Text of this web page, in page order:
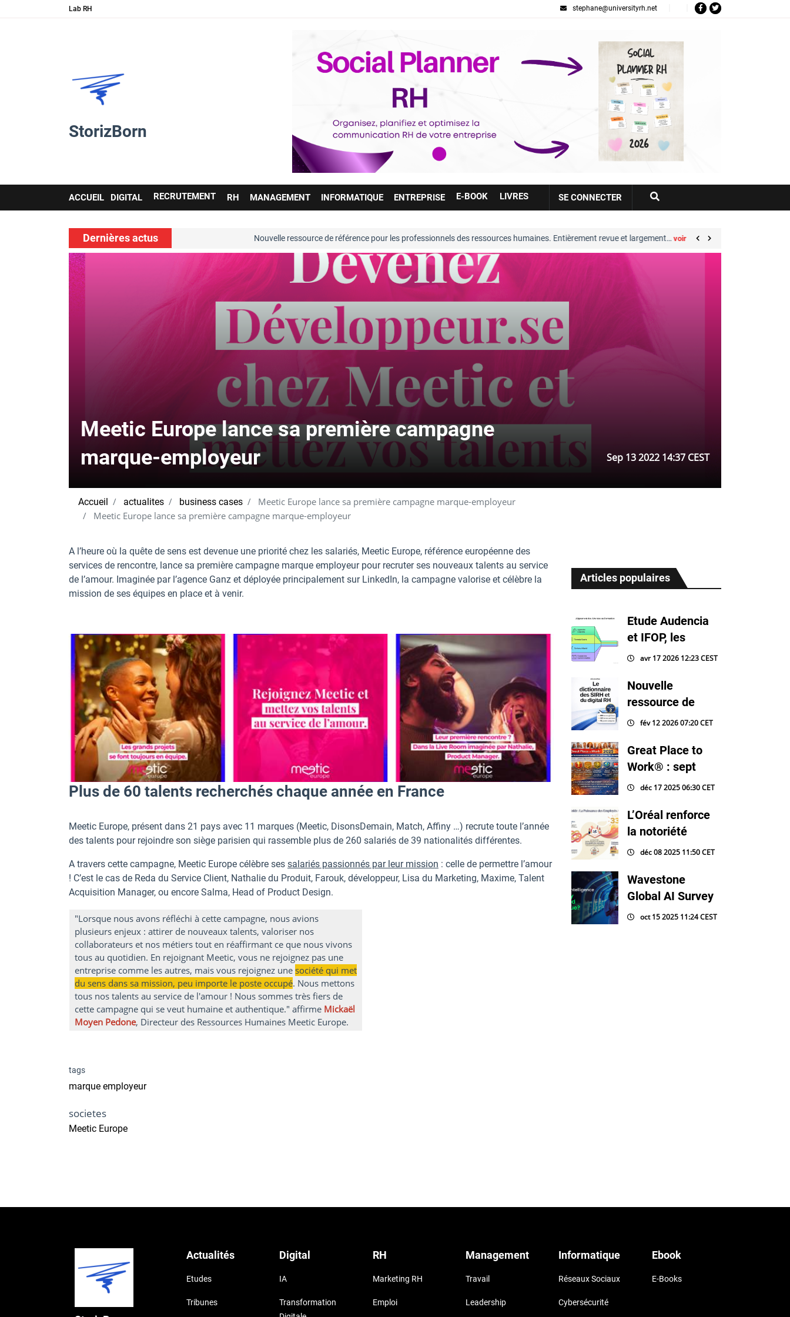
Lab RH stephane@universityrh.net
StorizBorn
Main
navigation
ACCUEIL DIGITAL RECRUTEMENT RH MANAGEMENT INFORMATIQUE ENTREPRISE E-BOOK LIVRES
Votre
compte
SE CONNECTER
Dernières actus Nouvelle ressource de référence pour les professionnels des ressources humaines. Entièrement revue et largement…voir Great Place to Work®
Meetic Europe lance sa première campagne
marque-employeur
Sep 13 2022 14:37 CEST
Accueil actualites business cases
Meetic Europe lance sa première campagne marque-employeur
Meetic Europe lance sa première campagne marque-employeur
A l’heure où la quête de sens est devenue une priorité chez les salariés, Meetic Europe, référence européenne des
services de rencontre, lance sa première campagne marque employeur pour recruter ses nouveaux talents au service
de l’amour. Imaginée par l’agence Ganz et déployée principalement sur LinkedIn, la campagne valorise et célèbre la
mission de ses équipes en place et à venir.
Plus de 60 talents recherchés chaque année en France
Meetic Europe, présent dans 21 pays avec 11 marques (Meetic, DisonsDemain, Match, Affiny …) recrute toute l’année
des talents pour rejoindre son siège parisien qui rassemble plus de 260 salariés de 39 nationalités différentes.
A travers cette campagne, Meetic Europe célèbre ses salariés passionnés par leur mission : celle de permettre l’amour
! C’est le cas de Reda du Service Client, Nathalie du Produit, Farouk, développeur, Lisa du Marketing, Maxime, Talent
Acquisition Manager, ou encore Salma, Head of Product Design.
"Lorsque nous avons réfléchi à cette campagne, nous avions
plusieurs enjeux : attirer de nouveaux talents, valoriser nos
collaborateurs et nos métiers tout en réaffirmant ce que nous vivons
tous au quotidien. En rejoignant Meetic, vous ne rejoignez pas une
entreprise comme les autres, mais vous rejoignez une société qui met
du sens dans sa mission, peu importe le poste occupé. Nous mettons
tous nos talents au service de l'amour ! Nous sommes très fiers de
cette campagne qui se veut humaine et authentique." affirme Mickaël
Moyen Pedone, Directeur des Ressources Humaines Meetic Europe.
tags
marque employeur
societes
Meetic Europe
Articles populaires
Etude Audencia
et IFOP, les
avr 17 2026 12:23 CEST
Nouvelle
ressource de
fév 12 2026 07:20 CET
Great Place to
Work® : sept
déc 17 2025 06:30 CET
L’Oréal renforce
la notoriété
déc 08 2025 11:50 CET
Wavestone
Global AI Survey
oct 15 2025 11:24 CEST
Actualités
Etudes
Tribunes
Digital
IA
Transformation
RH
Marketing RH
Emploi
Management
Travail
Leadership
Informatique
Réseaux Sociaux
Cybersécurité
Ebook
E-Books